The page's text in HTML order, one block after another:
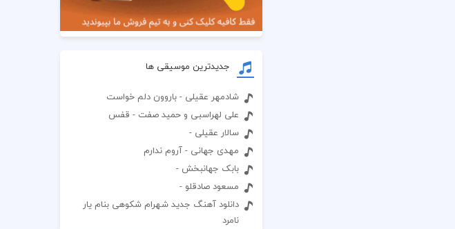
جدیدترین موسیقی ها
شادمهر عقیلی - باروون دلم خواست
علی لهراسبی و حمید صفت - قفس
سالار عقیلی -
مهدی جهانی - آروم ندارم
بابک جهانبخش -
مسعود صادقلو -
دانلود آهنگ جدید شهرام شکوهی بنام یار
نامرد